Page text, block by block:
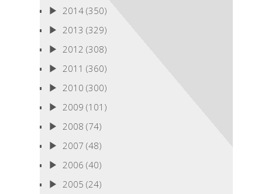
2014(350)
2013 (329)
2012 (308)
2011 (360)
2010 (300)
2009 (101)
2008 (74)
2007 (48)
2006 (40)
2005 (24)